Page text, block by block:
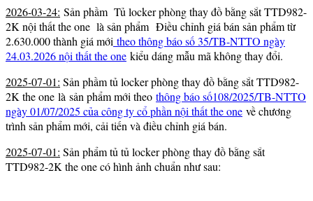
2026-03-24: Sản phầm Tủ locker phòng thay đồ bằng sắt TTD982-
2K nội thất the one là sản phẩm Điều chỉnh giá bán sản phẩm từ
2.630.000 thành giá mới theo thông báo số 35/TB-NTTO ngày
24.03.2026 nội thất the one kiểu dáng mẫu mã không thay đổi.
2025-07-01: Sản phầm tủ locker phòng thay đồ bằng sắt TTD982-
2K the one là sản phẩm mới theo thông báo số108/2025/TB-NTTO
ngày 01/07/2025 của công ty cổ phần nội thất the one về chương
trình sản phẩm mới, cải tiến và điều chỉnh giá bán.
2025-07-01: Sản phẩm tủ tủ locker phòng thay đồ bằng sắt
TTD982-2K the one có hình ảnh chuẩn như sau: